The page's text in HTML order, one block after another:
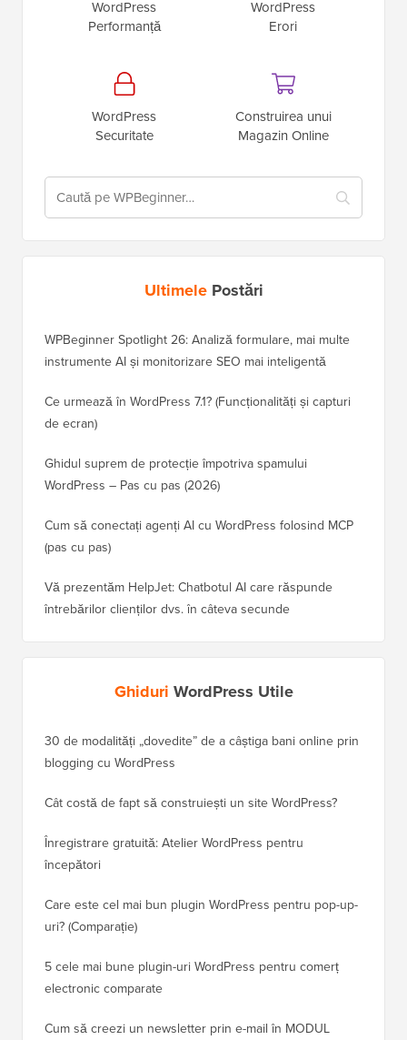
WordPress
Performanță
WordPress
Erori
WordPress
Securitate
Construirea unui
Magazin Online
UltimelePostări
WPBeginner Spotlight 26: Analiză formulare, mai multe
instrumente AI și monitorizare SEO mai inteligentă
Ce urmează în WordPress 7.1? (Funcționalități și capturi
de ecran)
Ghidul suprem de protecție împotriva spamului
WordPress – Pas cu pas (2026)
Cum să conectați agenți AI cu WordPress folosind MCP
(pas cu pas)
Vă prezentăm HelpJet: Chatbotul AI care răspunde
întrebărilor clienților dvs. în câteva secunde
Ghiduri WordPress Utile
30 de modalități „dovedite” de a câștiga bani online prin
blogging cu WordPress
Cât costă de fapt să construiești un site WordPress?
Înregistrare gratuită: Atelier WordPress pentru
începători
Care este cel mai bun plugin WordPress pentru pop-up-
uri? (Comparație)
5 cele mai bune plugin-uri WordPress pentru comerț
electronic comparate
Cum să creezi un newsletter prin e-mail în MODUL